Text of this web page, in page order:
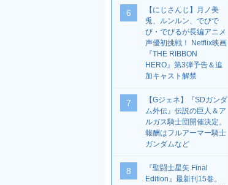
6
【にじさんじ】月ノ美
兎、ルンルン、でびで
び・でびるが長編アニメ
声優初挑戦！ Netflix映画
『THE RIBBON
HERO』第3弾予告＆追
加キャスト解禁
7
【Gジェネ】『SDガンダ
ム外伝』伝説の巨人＆ア
ルガス騎士団開催決定。
報酬はフルアーマー騎士
ガンダムなど
8
『聖闘士星矢 Final
Edition』最新刊15巻。